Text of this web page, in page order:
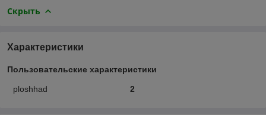
Скрыть
Характеристики
Пользовательские характеристики
ploshhad 2